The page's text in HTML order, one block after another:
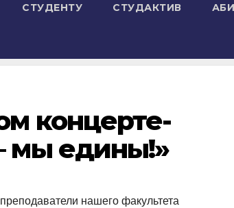
СТУДЕНТУ СТУДАКТИВ
концерте-
мы едины!»
нашего факультета